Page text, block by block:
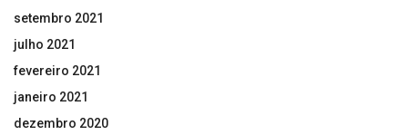
setembro 2021
julho 2021
fevereiro 2021
janeiro 2021
dezembro 2020